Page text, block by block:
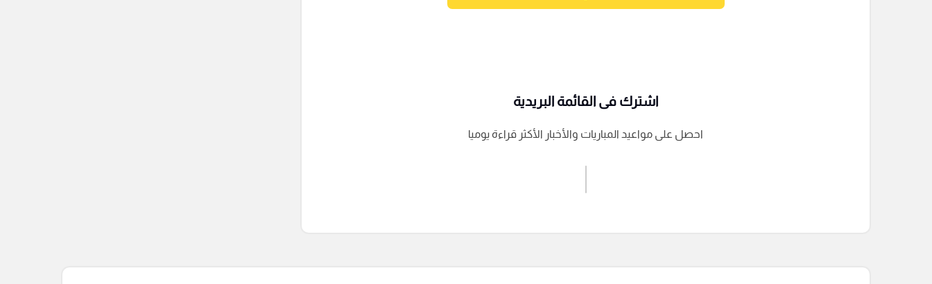
إرسال تعليق
اشترك فى القائمة البريدية
احصل على مواعيد المباريات والأخبار الأكثر قراءة يوميا